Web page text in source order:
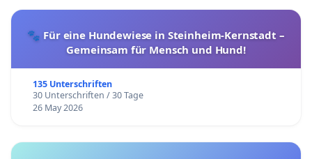
🐾 Für eine Hundewiese in Steinheim-Kernstadt –
Gemeinsam für Mensch und Hund!
135 Unterschriften
30 Unterschriften / 30 Tage
26 May 2026